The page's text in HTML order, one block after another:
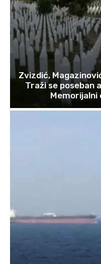
Zvizdić,
Traži se poseban